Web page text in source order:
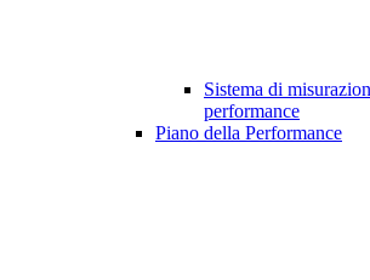
Sistema di
performance
Piano della Performance